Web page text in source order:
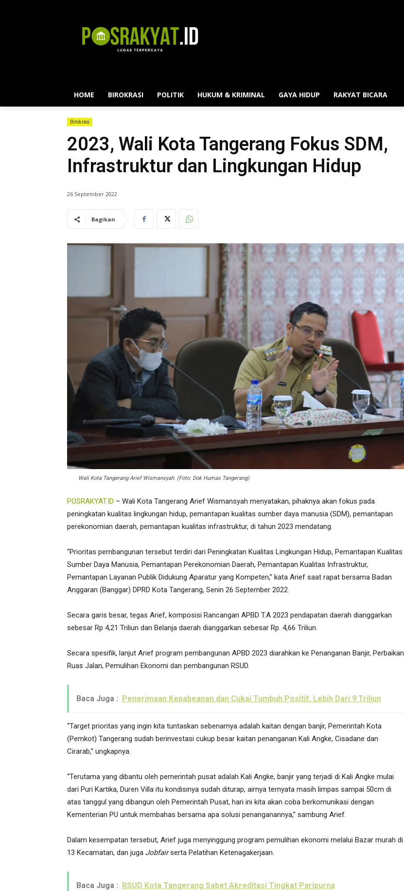
HOME BIROKRASI POLITIK HUKUM & KRIMINAL GAYA HIDUP RAKYAT BICARA
Birokrasi
2023, Wali Kota Tangerang Fokus SDM,
Infrastruktur dan Lingkungan Hidup
26 September 2022
Bagikan
Wali Kota Tangerang Arief Wismansyah. (Foto: Dok Humas Tangerang)
POSRAKYAT.ID – Wali Kota Tangerang Arief Wismansyah menyatakan, pihaknya akan fokus pada
peningkatan kualitas lingkungan hidup, pemantapan kualitas sumber daya manusia (SDM), pemantapan
perekonomian daerah, pemantapan kualitas infrastruktur, di tahun 2023 mendatang.
“Prioritas pembangunan tersebut terdiri dari Peningkatan Kualitas Lingkungan Hidup, Pemantapan Kualitas
Sumber Daya Manusia, Pemantapan Perekonomian Daerah, Pemantapan Kualitas Infrastruktur,
Pemantapan Layanan Publik Didukung Aparatur yang Kompeten,” kata Arief saat rapat bersama Badan
Anggaran (Banggar) DPRD Kota Tangerang, Senin 26 September 2022.
Secara garis besar, tegas Arief, komposisi Rancangan APBD T.A 2023 pendapatan daerah dianggarkan
sebesar Rp 4,21 Triliun dan Belanja daerah dianggarkan sebesar Rp. 4,66 Triliun.
Secara spesifik, lanjut Arief program pembangunan APBD 2023 diarahkan ke Penanganan Banjir, Perbaikan
Ruas Jalan, Pemulihan Ekonomi dan pembangunan RSUD.
Baca Juga : Penerimaan Kepabeanan dan Cukai Tumbuh Positif, Lebih Dari 9 Triliun
“Target prioritas yang ingin kita tuntaskan sebenarnya adalah kaitan dengan banjir, Pemerintah Kota
(Pemkot) Tangerang sudah berinvestasi cukup besar kaitan penanganan Kali Angke, Cisadane dan
Cirarab,” ungkapnya.
“Terutama yang dibantu oleh pemerintah pusat adalah Kali Angke, banjir yang terjadi di Kali Angke mulai
dari Puri Kartika, Duren Villa itu kondisinya sudah diturap, airnya ternyata masih limpas sampai 50cm di
atas tanggul yang dibangun oleh Pemerintah Pusat, hari ini kita akan coba berkomunikasi dengan
Kementerian PU untuk membahas bersama apa solusi penanganannya,” sambung Arief.
Dalam kesempatan tersebut, Arief juga menyinggung program pemulihan ekonomi melalui Bazar murah di
13 Kecamatan, dan juga Jobfairserta Pelatihan Ketenagakerjaan.
Baca Juga : RSUD Kota Tangerang Sabet Akreditasi Tingkat Paripurna